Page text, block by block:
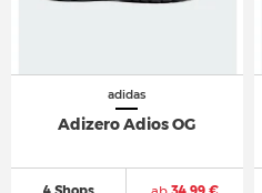
adidas
Adizero Adios OG